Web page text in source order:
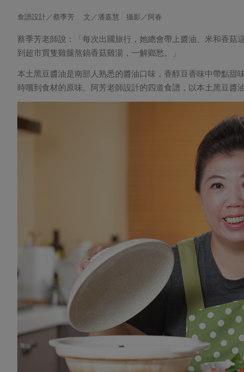
食譜設計／蔡季芳 文／潘嘉慧 攝影／阿春
蔡季芳老師說：「每次出國旅行，她總會帶上醬油、米和香菇
到超市買隻雞腿熬鍋香菇雞湯，一解鄉愁。」
本土黑豆醬油是南部人熟悉的醬油口味，香醇豆香味中帶點甜
時嚐到食材的原味。阿芳老師設計的四道食譜，以本土黑豆醬